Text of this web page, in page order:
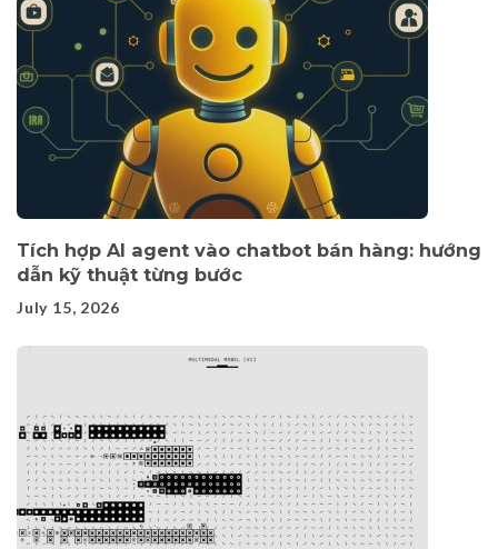
Tích hợp AI agent vào chatbot bán hàng: hướng
dẫn kỹ thuật từng bước
July 15, 2026